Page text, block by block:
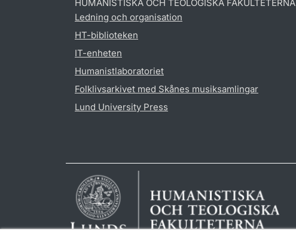
HUMANISTISKA OCH TEOLOGISKA FAKULTETERNA
Ledning och organisation
HT-biblioteken
IT-enheten
Humanistlaboratoriet
Folklivsarkivet med Skånes musiksamlingar
Lund University Press